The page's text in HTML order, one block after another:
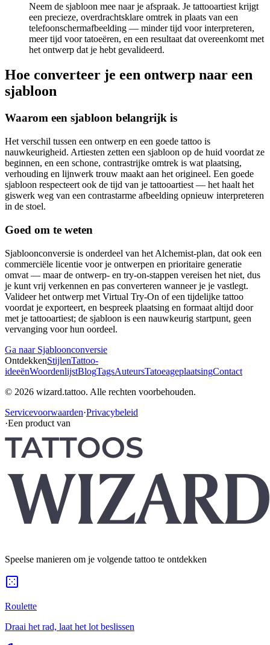
Neem de sjabloon mee naar je afspraak. Je tattooartiest krijgt
een precieze, overdrachtsklare omtrek in plaats van een
telefoonschermafbeelding — minder tijd voor interpreteren,
meer tijd voor tatoeëren, en een resultaat dat overeenkomt met
het ontwerp dat je hebt gevalideerd.
Hoe converteer je een ontwerp naar een
sjabloon
Waarom een sjabloon belangrijk is
Het verschil tussen een ontwerp en een goede tattoo is
nauwkeurigheid. Artiesten zetten een sjabloon op de huid voordat ze
beginnen, en een schone, contrastrijke omtrek is wat plaatsing,
verhouding en lijnwerk trouw maakt aan het origineel. Een goede
sjabloon respecteert ook de tijd van je tattooartiest — het haalt het
giswerk weg van een contrastarme afbeelding opnieuw interpreteren
in de stoel.
Goed om te weten
Sjabloonconversie is onderdeel van het Alchemist-plan, dat ook een
commerciële licentie voor je ontwerpen en prioritaire generatie
omvat — maar de ontwerp- en try-on-stappen vereisen het niet, dus
je kunt vrij verkennen en pas converteren wanneer je je vastlegt.
Valideer het ontwerp met Virtual Try-On of een tijdelijke tattoo
voordat je exporteert, en bespreek plaatsing en formaat altijd door
met je tattooartiest; de sjabloon is een nauwkeurig startpunt, geen
vervanging voor hun oordeel.
Ga naar Sjabloonconversie
OntdekkenStijlenTattoo-
ideeënWoordenlijstBlogTagsAuteursTatoeageplaatsingContact
© 2026 wizard.tattoo. Alle rechten voorbehouden.
Servicevoorwaarden·Privacybeleid
·Een product van
Speelse manieren om je volgende tattoo te ontdekken
Roulette
Draai het rad, laat het lot beslissen